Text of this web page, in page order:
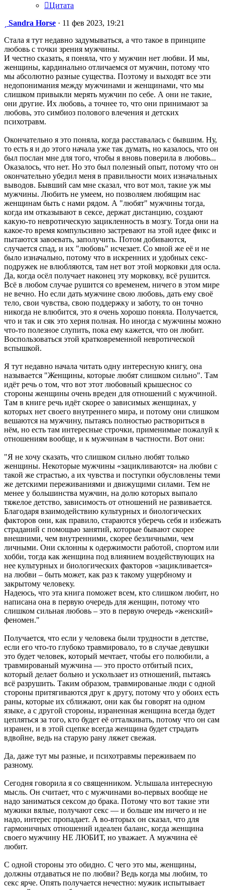
Цитата
Сообщение
Sandra Horse · 11 фев 2023, 19:21
Стала я тут недавно задумываться, а что такое в принципе
любовь с точки зрения мужчины.
И честно сказать, я поняла, что у мужчин нет любви. И мы,
женщины, кардинально отличаемся от мужчин, потому что
мы абсолютно разные существа. Поэтому и выходят все эти
недопонимания между мужчинами и женщинами, что мы
слишком привыкли мерять мужчин по себе. А они не такие,
они другие. Их любовь, а точнее то, что они принимают за
любовь, это симбиоз полового влечения и детских
психотравм.
Окончательно я это поняла, когда расставалась с бывшим. Ну,
то есть я и до этого начала уже так думать, но казалось, что он
был послан мне для того, чтобы я вновь поверила в любовь...
Оказалось, что нет. Но это был полезный опыт, потому что он
окончательно убедил меня в правильности моих изначальных
выводов. Бывший сам мне сказал, что вот мол, такие уж мы
мужчины. Любить не умеем, но позволяем любящим нас
женщинам быть с нами рядом. А "любят" мужчины тогда,
когда им отказывают в сексе, держат дистанцию, создают
какую-то невротическую зацикленность в мозгу. Тогда они на
какое-то время компульсивно застревают на этой идее фикс и
пытаются завоевать, заполучить. Потом добиваются,
случается спад, и их "любовь" исчезает. Со мной же её и не
было изначально, потому что в искренних и удобных секс-
подружек не влюбляются, там нет вот этой морковки для осла.
Да, когда осёл получает наконец эту морковку, всё рушится.
Всё в любом случае рушится со временем, ничего в этом мире
не вечно. Но если дать мужчине свою любовь, дать ему своё
тело, свои чувства, свою поддержку и заботу, то он точно
никогда не влюбится, это я очень хорошо поняла. Получается,
что и так и сяк это херня полная. Но иногда с мужчины можно
что-то полезное слупить, пока ему кажется, что он любит.
Воспользоваться этой кратковременной невротической
вспышкой.
Я тут недавно начала читать одну интересную книгу, она
называется "Женщины, которые любят слишком сильно". Там
идёт речь о том, что вот этот любовный крышеснос со
стороны женщины очень вреден для отношений с мужчиной.
Там в книге речь идёт скорее о зависимых женщинах, у
которых нет своего внутреннего мира, и потому они слишком
вешаются на мужчину, пытаясь полностью раствориться в
нём, но есть там интересные строчки, применимые пожалуй к
отношениям вообще, и к мужчинам в частности. Вот они:
"Я не хочу сказать, что слишком сильно любят только
женщины. Некоторые мужчины «зацикливаются» на любви с
такой же страстью, а их чувства и поступки обусловлены теми
же детскими переживаниями и движущими силами. Тем не
менее у большинства мужчин, на долю которых выпало
тяжелое детство, зависимость от отношений не развивается.
Благодаря взаимодействию культурных и биологических
факторов они, как правило, стараются уберечь себя и избежать
страданий с помощью занятий, которые бывают скорее
внешними, чем внутренними, скорее безличными, чем
личными. Они склонны к одержимости работой, спортом или
хобби, тогда как женщина под влиянием воздействующих на
нее культурных и биологических факторов «зацикливается»
на любви – быть может, как раз к такому ущербному и
закрытому человеку.
Надеюсь, что эта книга поможет всем, кто слишком любит, но
написана она в первую очередь для женщин, потому что
слишком сильная любовь – это в первую очередь «женский»
феномен."
Получается, что если у человека были трудности в детстве,
если его что-то глубоко травмировало, то в случае девушки
это будет человек, который мечтает, чтобы его полюбили, а
травмированый мужчина — это просто отбитый псих,
который делает больно и ускользает из отношений, пытаясь
всё разрушить. Таким образом, травмированые люди с одной
стороны притягиваются друг к другу, потому что у обоих есть
раны, которые их сближают, они как бы говорят на одном
языке, а с другой стороны, израненная женщина всегда будет
цепляться за того, кто будет её отталкивать, потому что он сам
изранен, и в этой сцепке всегда женщина будет страдать
вдвойне, ведь на старую рану ляжет свежая.
Да, даже тут мы разные, и психотравмы переживаем по
разному.
Сегодня говорила я со священником. Услышала интересную
мысль. Он считает, что с мужчинами во-первых вообще не
надо заниматься сексом до брака. Потому что вот такие эти
мужики вялые, получают секс — и больше им ничего и не
надо, интерес пропадает. А во-вторых он сказал, что для
гармоничных отношений идеален баланс, когда женщина
своего мужчину НЕ ЛЮБИТ, но уважает. А мужчина её
любит.
С одной стороны это обидно. С чего это мы, женщины,
должны отдаваться не по любви? Ведь когда мы любим, то
секс ярче. Опять получается нечестно: мужик испытывает